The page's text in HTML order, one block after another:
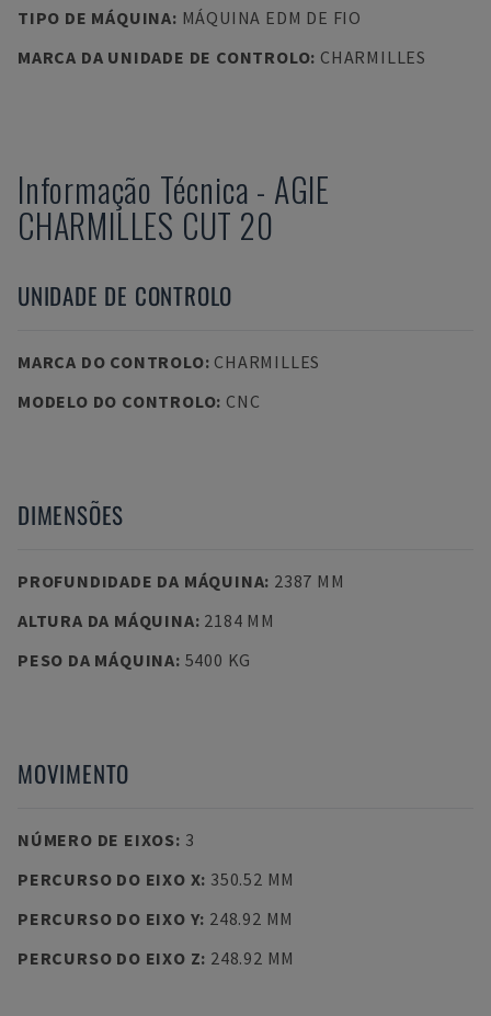
TIPO DE MÁQUINA: MÁQUINA EDM DE FIO
MARCA DA UNIDADE DE CONTROLO: CHARMILLES
Informação Técnica - AGIE
CHARMILLES CUT 20
UNIDADE DE CONTROLO
MARCA DO CONTROLO: CHARMILLES
MODELO DO CONTROLO: CNC
DIMENSÕES
PROFUNDIDADE DA MÁQUINA: 2387 MM
ALTURA DA MÁQUINA: 2184 MM
PESO DA MÁQUINA: 5400 KG
MOVIMENTO
NÚMERO DE EIXOS: 3
PERCURSO DO EIXO X: 350.52 MM
PERCURSO DO EIXO Y: 248.92 MM
PERCURSO DO EIXO Z: 248.92 MM